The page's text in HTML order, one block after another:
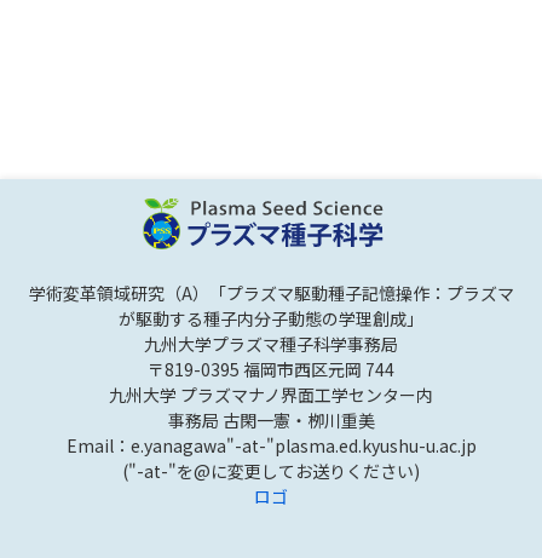
学術変革領域研究（A）「プラズマ駆動種子記憶操作：プラズマ
が駆動する種子内分子動態の学理創成」
九州大学プラズマ種子科学事務局
〒819-0395 福岡市西区元岡 744
九州大学 プラズマナノ界面工学センター内
事務局 古閑一憲・栁川重美
Email：e.yanagawa"-at-"plasma.ed.kyushu-u.ac.jp
("-at-"を@に変更してお送りください)
ロゴ